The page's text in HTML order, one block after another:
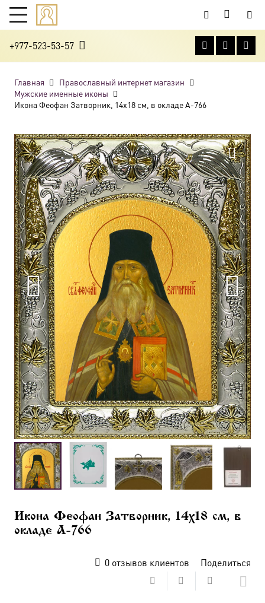
+977-523-53-57
Главная
Православный интернет магазин
Мужские именные иконы
Икона Феофан Затворник, 14х18 см, в окладе A-766
Икона Феофан Затворник, 14х18 см, в
окладе A-766
0отзывов клиентов Поделиться